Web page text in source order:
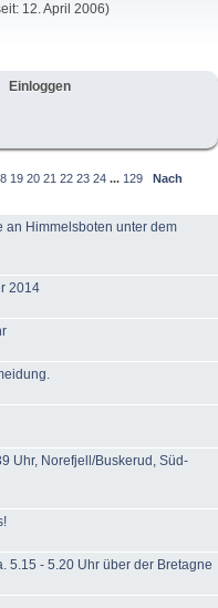
12. April 2006)
Einloggen
19 20 21 22 23 24 ... 129
Nach
Himmelsboten unter dem
2014
Uhr, Norefjell/Buskerud, Süd-
5.15 - 5.20 Uhr über der Bretagne